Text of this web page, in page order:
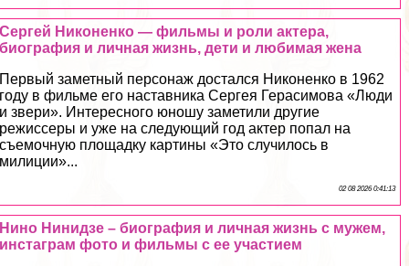
Сергeй Никоненко — фильмы и роли актера,
биография и личная жизнь, дети и любимая жена
Первый заметный персонаж достался Никоненко в 1962
году в фильме его наставника Сергея Герасимова «Люди
и звери». Интересного юношу заметили другие
режиссеры и уже на следующий год актер попал на
съемочную площадку картины «Это случилось в
милиции»...
02 08 2026 0:41:13
Нино Нинидзе – биография и личная жизнь с мужем,
инстаграм фото и фильмы с ее участием